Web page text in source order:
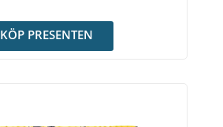
KÖP PRESENTEN